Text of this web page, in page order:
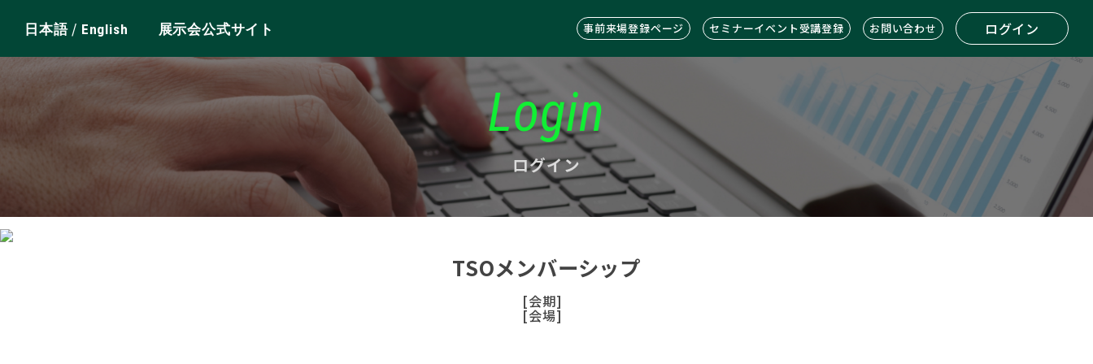
日本語/ English 展示会公式サイト 事前来場登録ページ セミナーイベント受講登録 お問い合わせ ログイン
Login
ログイン
TSOメンバーシップ
[会期]
[会場]